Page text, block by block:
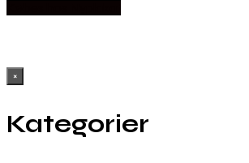
×
Kategorier